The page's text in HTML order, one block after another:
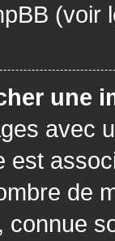
(voir
une
avec
est
de